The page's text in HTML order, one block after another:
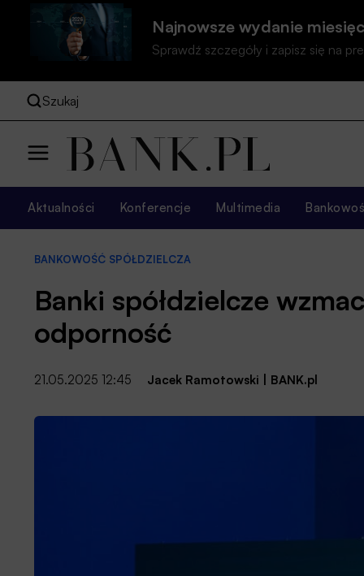
Najnowsze wydanie
Sprawdź szczegóły i zapisz się na
Szukaj
Aktualności Konferencje Multimedia
BANKOWOŚĆ SPÓŁDZIELCZA
Banki spółdzielcze
odporność
21.05.2025 12:45 Jacek Ramotowski BANK.pl